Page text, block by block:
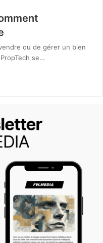
vendre ou de gérer un bien
se…